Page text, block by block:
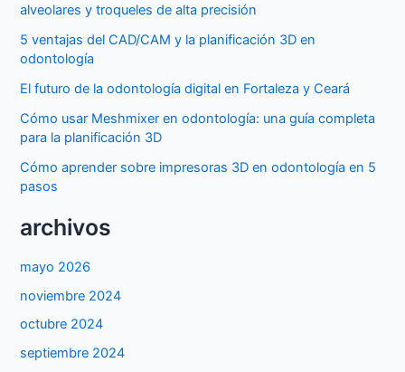
alveolares y troqueles de alta precisión
5 ventajas del CAD/CAM y la planificación 3D en
odontología
El futuro de la odontología digital en Fortaleza y Ceará
Cómo usar Meshmixer en odontología: una guía completa
para la planificación 3D
Cómo aprender sobre impresoras 3D en odontología en 5
pasos
archivos
mayo 2026
noviembre 2024
octubre 2024
septiembre 2024